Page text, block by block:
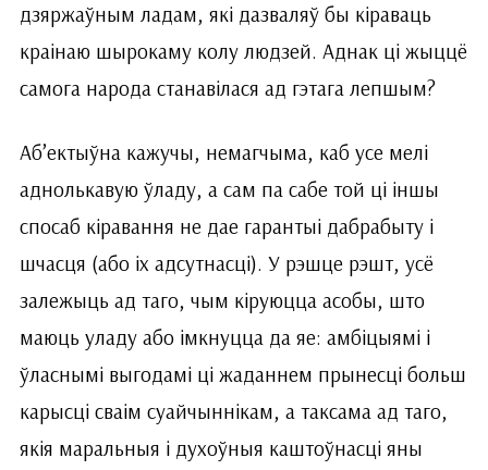
дзяржаўным ладам, які дазваляў бы кіраваць
краінаю шырокаму колу людзей. Аднак ці жыццё
самога народа станавілася ад гэтага лепшым?
Аб’ектыўна кажучы, немагчыма, каб усе мелі
аднолькавую ўладу, а сам па сабе той ці іншы
спосаб кіравання не дае гарантыі дабрабыту і
шчасця (або іх адсутнасці). У рэшце рэшт, усё
залежыць ад таго, чым кіруюцца асобы, што
маюць уладу або імкнуцца да яе: амбіцыямі і
ўласнымі выгодамі ці жаданнем прынесці больш
карысці сваім суайчыннікам, а таксама ад таго,
якія маральныя і духоўныя каштоўнасці яны